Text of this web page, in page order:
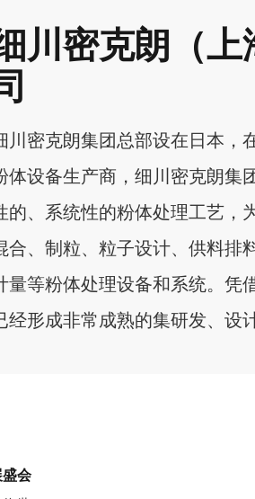
川密克朗（
川密克朗集团总部设在日本，
体设备生产商，细川密克朗集
的、系统性的粉体处理工艺，
合、制粒、粒子设计、供料排
量等粉体处理设备和系统。凭
经形成非常成熟的集研发、设
盛会